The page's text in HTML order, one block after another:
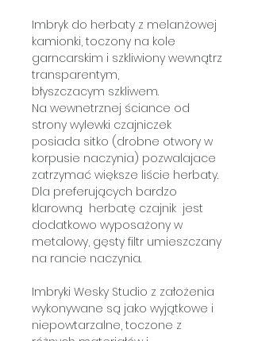
Imbryk do herbaty z melanżowej
kamionki, toczony na kole
garncarskim i szkliwiony wewnątrz
transparentym,
błyszczacym szkliwem.
Na wewnetrznej ściance od
strony wylewki czajniczek
posiada sitko (drobne otwory w
korpusie naczynia) pozwalajace
zatrzymać większe liście herbaty.
Dla preferujących bardzo
klarowną herbatę czajnik jest
dodatkowo wyposażony w
metalowy, gęsty filtr umieszczany
na rancie naczynia.
Imbryki Wesky Studio z założenia
wykonywane są jako wyjątkowe i
niepowtarzalne, toczone z